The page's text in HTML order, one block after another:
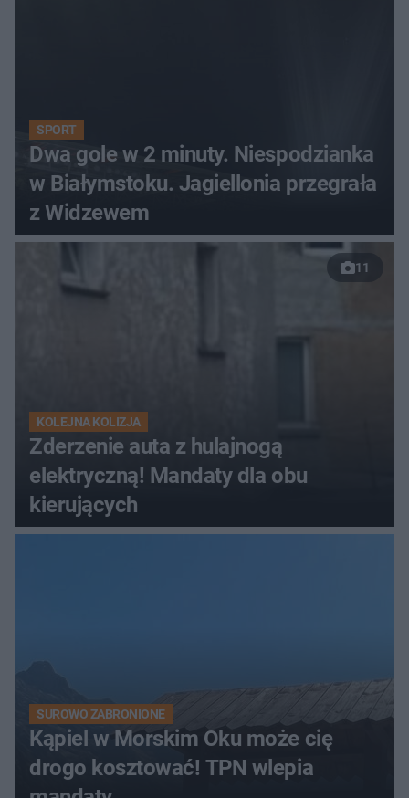
SPORT
Dwa gole w 2 minuty. Niespodzianka
w Białymstoku. Jagiellonia przegrała
z Widzewem
11
KOLEJNA KOLIZJA
Zderzenie auta z hulajnogą
elektryczną! Mandaty dla obu
kierujących
SUROWO ZABRONIONE
Kąpiel w Morskim Oku może cię
drogo kosztować! TPN wlepia